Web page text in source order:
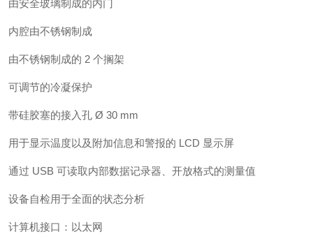
由安全玻璃制成的内门
内腔由不锈钢制成
由不锈钢制成的 2 个搁架
可调节的冷凝保护
带硅胶塞的接入孔 Ø 30 mm
用于显示温度以及附加信息和警报的 LCD 显示屏
通过 USB 可读取内部数据记录器、开放格式的测量值
设备自检用于全面的状态分析
计算机接口：以太网